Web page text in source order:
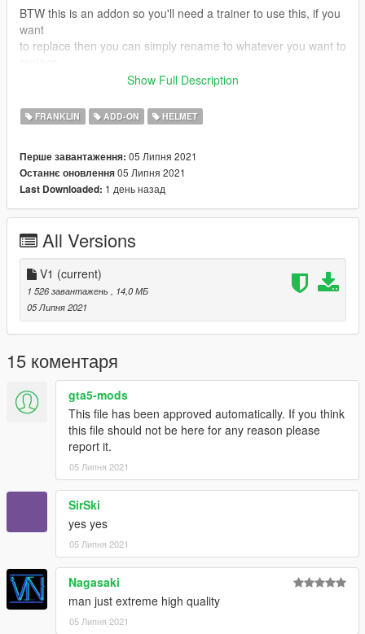
BTW this is an addon so you'll need a trainer to use this, if you
want
to replace then you can simply rename to whatever you want to
Criticism and Feedback are most welcome.
Show Full Description
FRANKLIN ADD-ON HELMET
Перше завантаження: 05 Липня 2021
Останнє оновлення05 Липня 2021
Last Downloaded: 1 день назад
All Versions
V1 (current)
1 526 завантажень
, 14,0 МБ
05 Липня 2021
15 коментаря
gta5-mods
This file has been approved automatically. If you think
this file should not be here for any reason please
report it.
05 Липня 2021
SirSki
yes yes
05 Липня 2021
Nagasaki
man just extreme high quality
05 Липня 2021